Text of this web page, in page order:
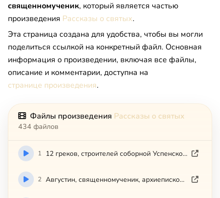
священномученик, который является частью
произведения Рассказы о святых.
Эта страница создана для удобства, чтобы вы могли
поделиться ссылкой на конкретный файл. Основная
информация о произведении, включая все файлы,
описание и комментарии, доступна на
странице произведения.
Файлы произведения Рассказы о святых
434 файлов
1 12 греков, строителей соборной Успенской церкви Киево-Печерской
2 Августин, священномученик, архиепископ Калужский и Боровский